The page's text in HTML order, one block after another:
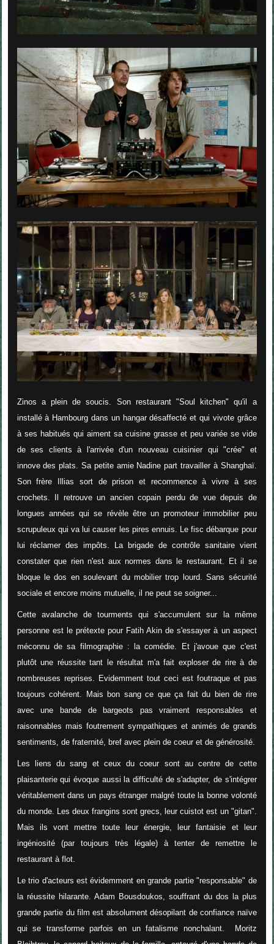
Zinos a plein de soucis. Son restaurant "Soul kitchen" qu'il a
installé à Hambourg dans un hangar désaffecté et qui vivote grâce
à ses habitués qui aiment sa cuisine grasse et peu variée se vide
de ses clients à l'arrivée d'un nouveau cuisinier qui "crée" et
innove des plats. Sa petite amie Nadine part travailler à Shanghaï.
Son frère Illias sort de prison et recommence à vivre à ses
crochets. Il retrouve un ancien copain perdu de vue depuis de
longues années qui se révèle être un promoteur immobilier peu
scrupuleux qui va lui causer les pires ennuis. Le fisc débarque pour
lui réclamer des impôts. La brigade de contrôle sanitaire vient
constater que rien n'est aux normes dans le restaurant. Et il se
bloque le dos en soulevant du mobilier trop lourd. Sans sécurité
sociale et encore moins mutuelle, il ne peut se soigner...
Cette avalanche de tourments qui s'accumulent sur la même
personne est le prétexte pour Fatih Akin de s'essayer à un aspect
méconnu de sa filmographie : la comédie. Et j'avoue que c'est
plutôt une réussite tant le résultat m'a fait exploser de rire à de
nombreuses reprises. Evidemment tout ceci est foutraque et pas
toujours cohérent. Mais bon sang ce que ça fait du bien de rire
avec une bande de bargeots pas vraiment responsables et
raisonnables mais foutrement sympathiques et animés de grands
sentiments, de fraternité, bref avec plein de coeur et de générosité.
Les liens du sang et ceux du coeur sont au centre de cette
plaisanterie qui évoque aussi la difficulté de s'adapter, de s'intégrer
véritablement dans un pays étranger malgré toute la bonne volonté
du monde. Les deux frangins sont grecs, leur cuistot est un "gitan".
Mais ils vont mettre toute leur énergie, leur fantaisie et leur
ingéniosité (par toujours très légale) à tenter de remettre le
restaurant à flot.
Le trio d'acteurs est évidemment en grande partie "responsable" de
la réussite hilarante. Adam Bousdoukos, souffrant du dos la plus
grande partie du film est absolument désopilant de confiance naïve
qui se transforme parfois en un fatalisme nonchalant. Moritz